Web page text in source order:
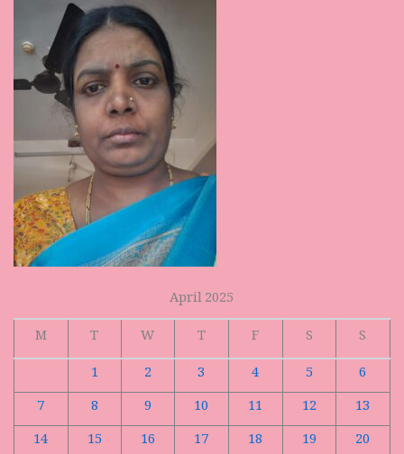
April 2025
M
T W T F S
S
1
2 3 4 5
6
7
8 9 10 11 12
13
14
15 16 17 18 19
20